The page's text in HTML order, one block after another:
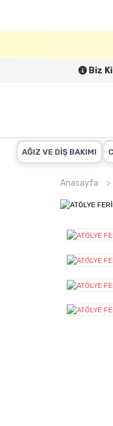
Biz
AĞIZ VE DİŞ BAKIMI
Anasayfa